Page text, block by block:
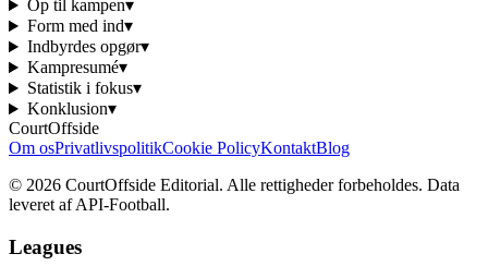
Op til kampen▾
Form med ind▾
Indbyrdes opgør▾
Kampresumé▾
Statistik i fokus▾
Konklusion▾
CourtOffside
Om osPrivatlivspolitikCookie PolicyKontaktBlog
© 2026 CourtOffside Editorial. Alle rettigheder forbeholdes. Data
leveret af API-Football.
Leagues